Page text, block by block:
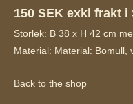
150 SEK exkl frakt i
Storlek: B 38 x H 42 cm
Material: Material: Bomull,
Back to the shop